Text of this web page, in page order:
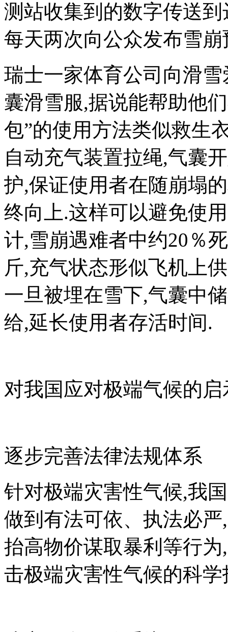
测站收集到的数字传送
每天两次向公众发布雪
瑞士一家体育公司向滑
囊滑雪服,据说能帮助他
包”的使用方法类似救生
自动充气装置拉绳,气囊
护,保证使用者在随崩塌
终向上.这样可以避免使
计,雪崩遇难者中约20％
斤,充气状态形似飞机上
一旦被埋在雪下,气囊中
给,延长使用者存活时间.
对我国应对极端气候的启
逐步完善法律法规体系
针对极端灾害性气候,我
做到有法可依、执法必
抬高物价谋取暴利等行
击极端灾害性气候的科